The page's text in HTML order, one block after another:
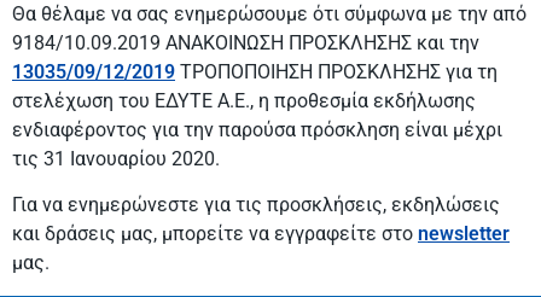
Θα θέλαμε να σας ενημερώσουμε ότι σύμφωνα με την από
9184/10.09.2019 ΑΝΑΚΟΙΝΩΣΗ ΠΡΟΣΚΛΗΣΗΣ και την
13035/09/12/2019 ΤΡΟΠΟΠΟΙΗΣΗ ΠΡΟΣΚΛΗΣΗΣ για τη
στελέχωση του ΕΔΥΤΕ Α.Ε., η προθεσμία εκδήλωσης
ενδιαφέροντος για την παρούσα πρόσκληση είναι μέχρι
τις 31 Ιανουαρίου 2020.
Για να ενημερώνεστε για τις προσκλήσεις, εκδηλώσεις
και δράσεις μας, μπορείτε να εγγραφείτε στο newsletter
μας.